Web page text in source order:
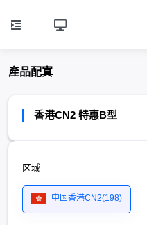
產品配寘
香港CN2 特惠B型
区域
中国香港CN2(198)